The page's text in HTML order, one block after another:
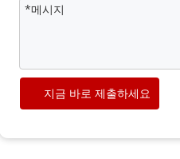
지금 바로 제출하세요